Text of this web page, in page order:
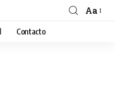
Aa
Contacto